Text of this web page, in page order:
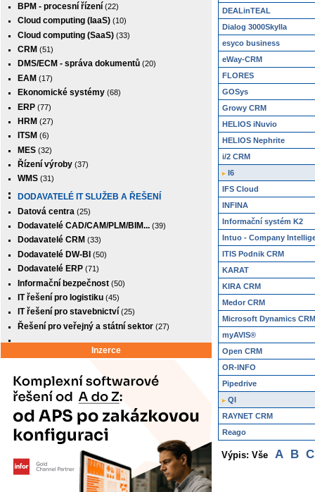
BPM - procesní řízení (22)
Cloud computing (IaaS) (10)
Cloud computing (SaaS) (33)
CRM (51)
DMS/ECM - správa dokumentů (20)
EAM (17)
Ekonomické systémy (68)
ERP (77)
HRM (27)
ITSM (6)
MES (32)
Řízení výroby (37)
WMS (31)
DODAVATELÉ IT SLUŽEB A ŘEŠENÍ
Datová centra (25)
Dodavatelé CAD/CAM/PLM/BIM... (39)
Dodavatelé CRM (33)
Dodavatelé DW-BI (50)
Dodavatelé ERP (71)
Informační bezpečnost (50)
IT řešení pro logistiku (45)
IT řešení pro stavebnictví (25)
Řešení pro veřejný a státní sektor (27)
Inzerce
DEALinTEAL
Dialog 3000Skylla
esyco business
eWay-CRM
FLORES
GOSys
Growy CRM
HELIOS iNuvio
HELIOS Nephrite
i/2 CRM
I6
IFS Cloud
INFINA
Informační systém K2
Intuo - Company
ITIS Podnik CRM
KARAT
KIRA CRM
Medor CRM
Microsoft Dynamics CRM
myAVIS®
Open CRM
OR-INFO
Pipedrive
QI
RAYNET CRM
Reago
Výpis: Vše A B C